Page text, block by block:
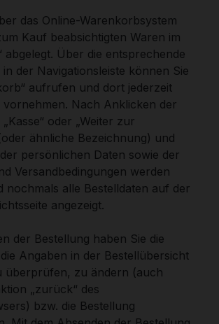
das Online-Warenkorbsystem
Kauf beabsichtigten Waren im
abgelegt. Über die entsprechende
der Navigationsleiste können Sie
aufrufen und dort jederzeit
vornehmen. Nach Anklicken der
oder „Weiter zur
ähnliche Bezeichnung) und
persönlichen Daten sowie der
Versandbedingungen werden
nochmals alle Bestelldaten auf der
angezeigt.
der Bestellung haben Sie die
Angaben in der Bestellübersicht
überprüfen, zu ändern (auch
„zurück“ des
bzw. die Bestellung